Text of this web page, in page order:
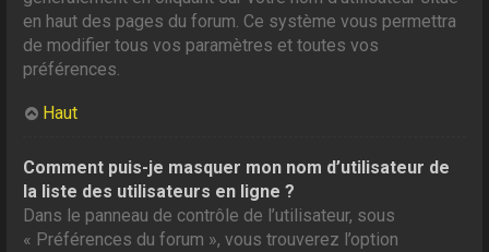
en haut des pages du forum. Ce système vous permettra
de modifier tous vos paramètres et toutes vos
préférences.
Haut
Comment puis-je masquer mon nom d’utilisateur de
la liste des utilisateurs en ligne ?
Dans le panneau de contrôle de l’utilisateur, sous
« Préférences du forum », vous trouverez l’option